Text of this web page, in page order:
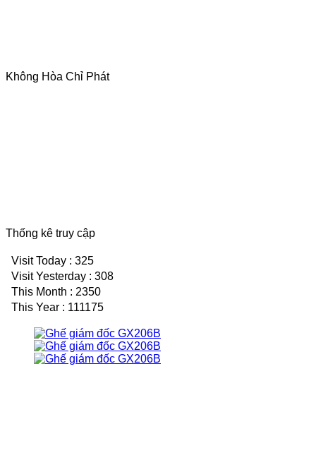
Không Hòa Chỉ Phát
Thống kê truy cập
Visit Today : 325
Visit Yesterday : 308
This Month : 2350
This Year : 111175